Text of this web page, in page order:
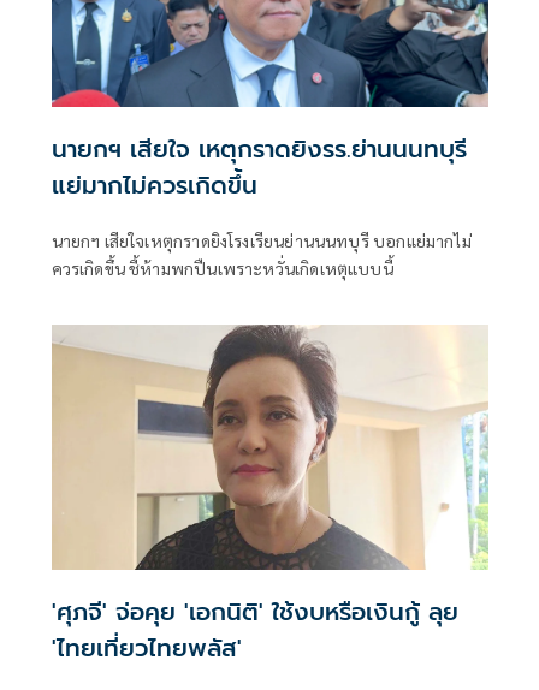
นายกฯ เสียใจ เหตุกราดยิงรร.ย่านนนทบุรี
แย่มากไม่ควรเกิดขึ้น
นายกฯ เสียใจเหตุกราดยิงโรงเรียนย่านนนทบุรี บอกแย่มากไม่
ควรเกิดขึ้น ชี้ห้ามพกปืนเพราะหวั่นเกิดเหตุแบบนี้
'ศุภจี' จ่อคุย 'เอกนิติ' ใช้งบหรือเงินกู้ ลุย
'ไทยเที่ยวไทยพลัส'